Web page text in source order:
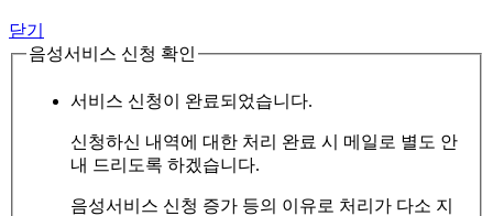
닫기
음성서비스 신청 확인
서비스 신청이 완료되었습니다.
신청하신 내역에 대한 처리 완료 시 메일로 별도 안
내 드리도록 하겠습니다.
음성서비스 신청 증가 등의 이유로 처리가 다소 지